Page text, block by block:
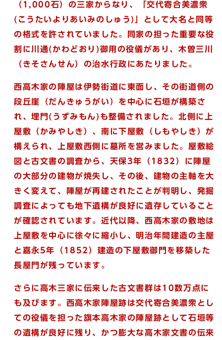
（1,000石）の三家からなり、「交代寄合美濃衆
(こうたいよりあいみのしゅう)
」として大名と同等
の格式を許されていました。同家の担った重要な役
割に川通(かわどおり)御用の役儀があり、木曽三川
（きそさんせん）の治水行政にあたりました。
西高木家の陣屋は伊勢街道に東面し、その街道側の
段丘崖（だんきゅうがい）を中心に石垣が構築さ
れ、埋門(うずみもん) も整備されました。北側に上
屋敷（かみやしき）、南に下屋敷（しもやしき）が
構えられ、上屋敷西側に墓所を営みました。屋敷絵
図と古文書の調査から、天保3年（1832）に陣屋
の大部分の建物が焼失し、その後、建物の主軸を大
きく変えて、陣屋が再建されたことが判明し、発掘
調査によっても地下遺構が良好に遺存していること
が確認されています。 近代以降、西高木家の敷地は
上屋敷を中心に徐々に縮小し、明治年間建造の主屋
と嘉永5年（1852）建造の下屋敷御門を移築した
長屋門が残っています。
さらに高木三家に伝来した古文書群は10数万点に
も及びます。西高木家陣屋跡は交代寄合美濃衆とし
ての役儀を担った旗本高木家の陣屋跡として石垣等
の遺構が良好に残り、かつ膨大な高木家文書の伝来